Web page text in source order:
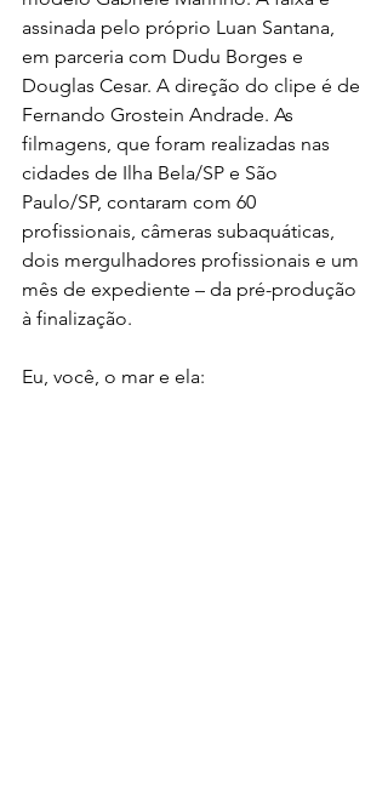
assinada pelo próprio Luan Santana,
em parceria com Dudu Borges e
Douglas Cesar. A direção do clipe é de
Fernando Grostein Andrade. As
filmagens, que foram realizadas nas
cidades de Ilha Bela/SP e São
Paulo/SP, contaram com 60
profissionais, câmeras subaquáticas,
dois mergulhadores profissionais e um
mês de expediente – da pré-produção
à finalização.
Eu, você, o mar e ela: